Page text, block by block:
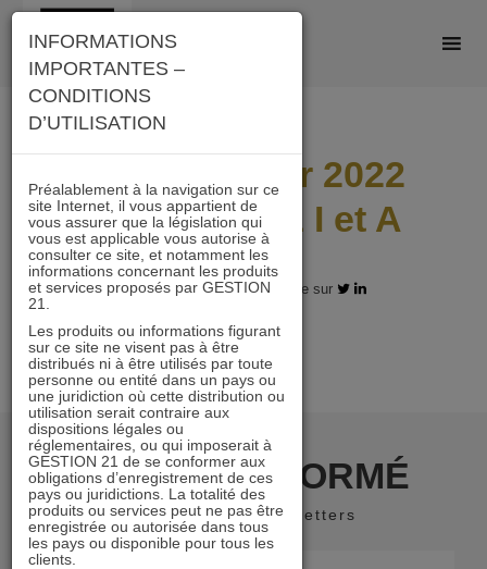
Skip
content
Lettre janvier 2022
ACTIONS 21 I et A
14.02.2022 - Partagez l'article sur
RESTER INFORMÉ
Recevoir nos newsletters
INFORMATIONS
IMPORTANTES –
CONDITIONS
D’UTILISATION
Préalablement à la navigation sur ce
site Internet, il vous appartient de
vous assurer que la législation qui
vous est applicable vous autorise à
consulter ce site, et notamment les
informations concernant les produits
et services proposés par GESTION
21.
Les produits ou informations figurant
sur ce site ne visent pas à être
distribués ni à être utilisés par toute
personne ou entité dans un pays ou
une juridiction où cette distribution ou
utilisation serait contraire aux
dispositions légales ou
réglementaires, ou qui imposerait à
GESTION 21 de se conformer aux
obligations d’enregistrement de ces
pays ou juridictions. La totalité des
produits ou services peut ne pas être
enregistrée ou autorisée dans tous
les pays ou disponible pour tous les
clients.